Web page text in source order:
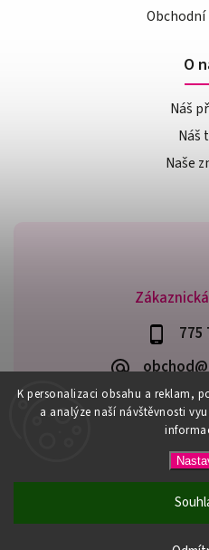
K personalizaci obsahu a reklam,
a analýze naší návštěvnosti
PŘI NÁKUPU NAD 600,- MÁTE
NÁKUPU! VYBERTE SI HO PŘI
775
Obchodní
O
Náš
Náš
Naše
Upravit
VytvořilShoptet